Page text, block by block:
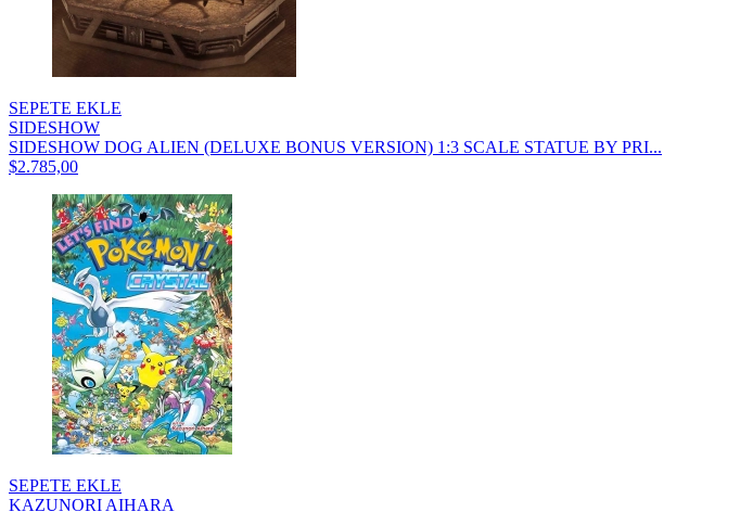
SEPETE EKLE
SIDESHOW
SIDESHOW DOG ALIEN (DELUXE BONUS VERSION) 1:3 SCALE STATUE BY PRI...
$2.785,00
SEPETE EKLE
KAZUNORI AIHARA